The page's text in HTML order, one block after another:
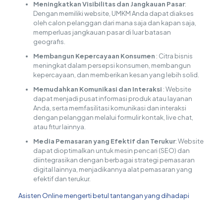
Meningkatkan Visibilitas dan Jangkauan Pasar:
Dengan memiliki website, UMKM Anda dapat diakses
oleh calon pelanggan dari mana saja dan kapan saja,
memperluas jangkauan pasar di luar batasan
geografis.
Membangun Kepercayaan Konsumen : Citra bisnis
meningkat dalam persepsi konsumen, membangun
kepercayaan, dan memberikan kesan yang lebih solid.
Memudahkan Komunikasi dan Interaksi : Website
dapat menjadi pusat informasi produk atau layanan
Anda, serta memfasilitasi komunikasi dan interaksi
dengan pelanggan melalui formulir kontak, live chat,
atau fitur lainnya.
Media Pemasaran yang Efektif dan Terukur: Website
dapat dioptimalkan untuk mesin pencari (SEO) dan
diintegrasikan dengan berbagai strategi pemasaran
digital lainnya, menjadikannya alat pemasaran yang
efektif dan terukur.
Asisten Online mengerti betul tantangan yang dihadapi